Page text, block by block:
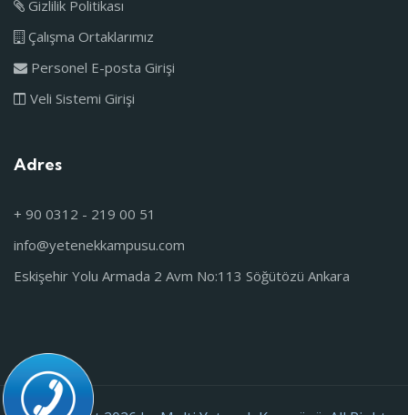
Gizlilik Politikası
Çalışma Ortaklarımız
Personel E-posta Girişi
Veli Sistemi Girişi
Adres
+ 90 0312 - 219 00 51
info@yetenekkampusu.com
Eskişehir Yolu Armada 2 Avm No:113 Söğütözü Ankara